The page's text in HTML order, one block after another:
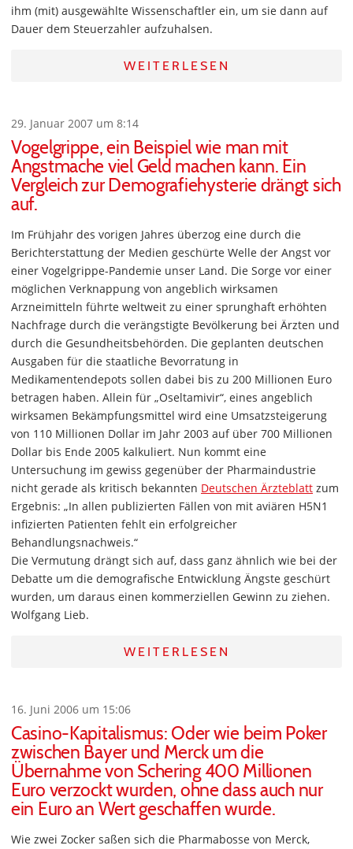
ihm (mit) ausgewählte Wissenschaftler ein, um sie dann auf
Dauer dem Steuerzahler aufzuhalsen.
WEITERLESEN
29. Januar 2007 um 8:14
Vogelgrippe, ein Beispiel wie man mit
Angstmache viel Geld machen kann. Ein
Vergleich zur Demografiehysterie drängt sich
auf.
Im Frühjahr des vorigen Jahres überzog eine durch die
Berichterstattung der Medien geschürte Welle der Angst vor
einer Vogelgrippe-Pandemie unser Land. Die Sorge vor einer
möglichen Verknappung von angeblich wirksamen
Arzneimitteln führte weltweit zu einer sprunghaft erhöhten
Nachfrage durch die verängstigte Bevölkerung bei Ärzten und
durch die Gesundheitsbehörden. Die geplanten deutschen
Ausgaben für die staatliche Bevorratung in
Medikamentendepots sollen dabei bis zu 200 Millionen Euro
betragen haben. Allein für „Oseltamivir“, eines angeblich
wirksamen Bekämpfungsmittel wird eine Umsatzsteigerung
von 110 Millionen Dollar im Jahr 2003 auf über 700 Millionen
Dollar bis Ende 2005 kalkuliert. Nun kommt eine
Untersuchung im gewiss gegenüber der Pharmaindustrie
nicht gerade als kritisch bekannten Deutschen Ärzteblatt zum
Ergebnis: „In allen publizierten Fällen von mit aviären H5N1
infizierten Patienten fehlt ein erfolgreicher
Behandlungsnachweis.“
Die Vermutung drängt sich auf, dass ganz ähnlich wie bei der
Debatte um die demografische Entwicklung Ängste geschürt
wurden, um daraus einen kommerziellen Gewinn zu ziehen.
Wolfgang Lieb.
WEITERLESEN
16. Juni 2006 um 15:06
Casino-Kapitalismus: Oder wie beim Poker
zwischen Bayer und Merck um die
Übernahme von Schering 400 Millionen
Euro verzockt wurden, ohne dass auch nur
ein Euro an Wert geschaffen wurde.
Wie zwei Zocker saßen sich die Pharmabosse von Merck,